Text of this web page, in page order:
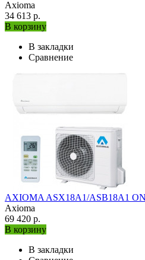
Axioma
34 613 р.
В корзину
В закладки
Сравнение
AXIOMA ASX18A1/ASB18A1
Axioma
69 420 р.
В корзину
В закладки